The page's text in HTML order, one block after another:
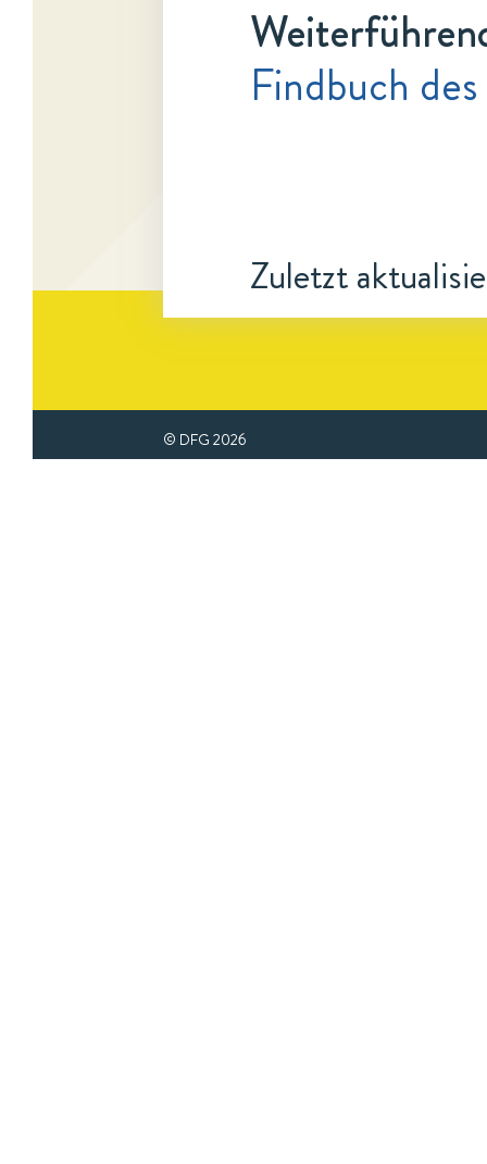
Findbuch
Zuletzt
© DFG 2026